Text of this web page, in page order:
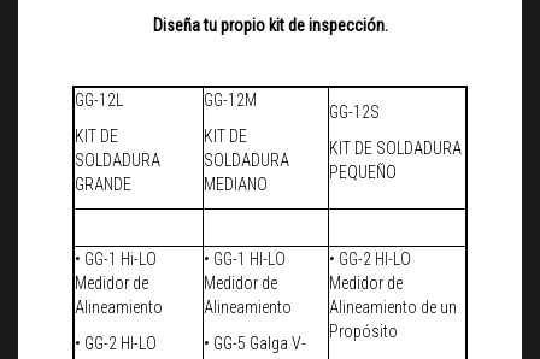
Diseña tu propio kit de inspección.
GG-12L
KIT DE
SOLDADURA
GRANDE
GG-12M
KIT DE
SOLDADURA
MEDIANO
GG-12S
KIT DE SOLDADURA
PEQUEÑO
• GG-1 Hi-LO
Medidor de
Alineamiento
• GG-2 HI-LO
• GG-1 HI-LO
Medidor de
Alineamiento
• GG-5 Galga V-
• GG-2 HI-LO
Medidor de
Alineamiento de un
Propósito